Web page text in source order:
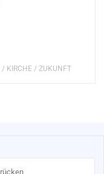
/ KIRCHE / ZUKUNFT